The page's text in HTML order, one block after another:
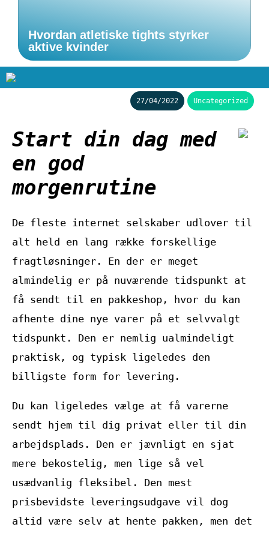
Hvordan atletiske tights styrker
aktive kvinder
27/04/2022 Uncategorized
Start din dag med
en god
morgenrutine
De fleste internet selskaber udlover til
alt held en lang række forskellige
fragtløsninger. En der er meget
almindelig er på nuværende tidspunkt at
få sendt til en pakkeshop, hvor du kan
afhente dine nye varer på et selvvalgt
tidspunkt. Den er nemlig ualmindeligt
praktisk, og typisk ligeledes den
billigste form for levering.
Du kan ligeledes vælge at få varerne
sendt hjem til dig privat eller til din
arbejdsplads. Den er jævnligt en sjat
mere bekostelig, men lige så vel
usædvanlig fleksibel. Den mest
prisbevidste leveringsudgave vil dog
altid være selv at hente pakken, men det